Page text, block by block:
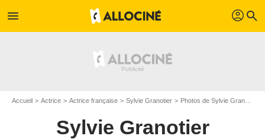
menu profil search
Accueil Actrice Actrice française Sylvie Granotier Photos de Sylvie Granotier
Sylvie Granotier